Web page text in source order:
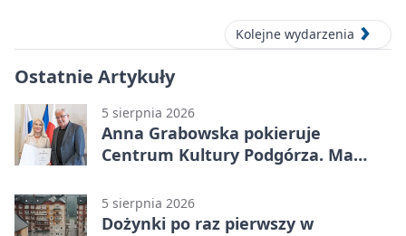
Kolejne wydarzenia
Ostatnie Artykuły
5 sierpnia 2026
Anna Grabowska pokieruje
Centrum Kultury Podgórza. Ma
5 sierpnia 2026
Dożynki po raz pierwszy w